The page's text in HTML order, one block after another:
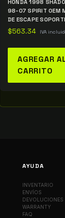
HONDA 1998
98-07 SPIRIT OEM
DE ESCAPE
$563.34 IVA
AGREGAR
CARRITO
AYUDA
INVENTARIO
ENVÍOS
DEVOLUCIONES
WARRANTY
FAQ